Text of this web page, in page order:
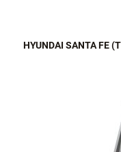
HYUNDAI SANTA FE